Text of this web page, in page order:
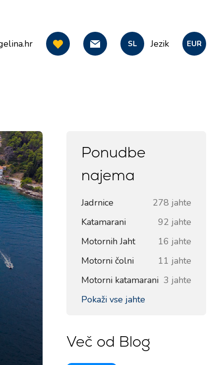
SL Jezik EUR
Ponudbe
najema
Jadrnice
278 jahte
Katamarani
92 jahte
Motornih Jaht
16 jahte
Motorni čolni
11 jahte
Motorni katamarani 3 jahte
Pokaži vse jahte
Več od Blog